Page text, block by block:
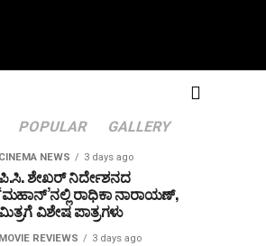
POPULAR GALLERY
CINEMA NEWS 3 days ago
ಶೇಖರ್ ನಿರ್ದೇಶನದ
‘ಮಹಾನ್’ನಲ್ಲಿ ರಾಧಿಕಾ ನಾರಾಯಣ್,
ವಿಶೇಷ ಪಾತ್ರಗಳು
MOVIE REVIEWS 3 days ago